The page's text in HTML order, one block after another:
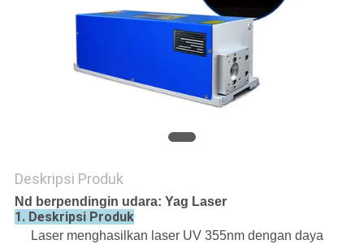
Deskripsi Produk
Nd berpendingin udara: Yag Laser
1. Deskripsi Produk
Laser menghasilkan laser UV 355nm dengan daya